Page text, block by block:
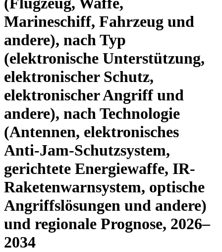
Marineschiff, Fahrzeug und
andere), nach Typ
(elektronische Unterstützung,
elektronischer Schutz,
elektronischer Angriff und
andere), nach Technologie
(Antennen, elektronisches
Anti-Jam-Schutzsystem,
gerichtete Energiewaffe, IR-
Raketenwarnsystem, optische
Angriffslösungen und andere)
und regionale Prognose, 2026–
2034